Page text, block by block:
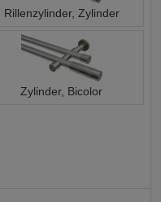
Rillenzylinder, Zylinder
Zylinder, Bicolor